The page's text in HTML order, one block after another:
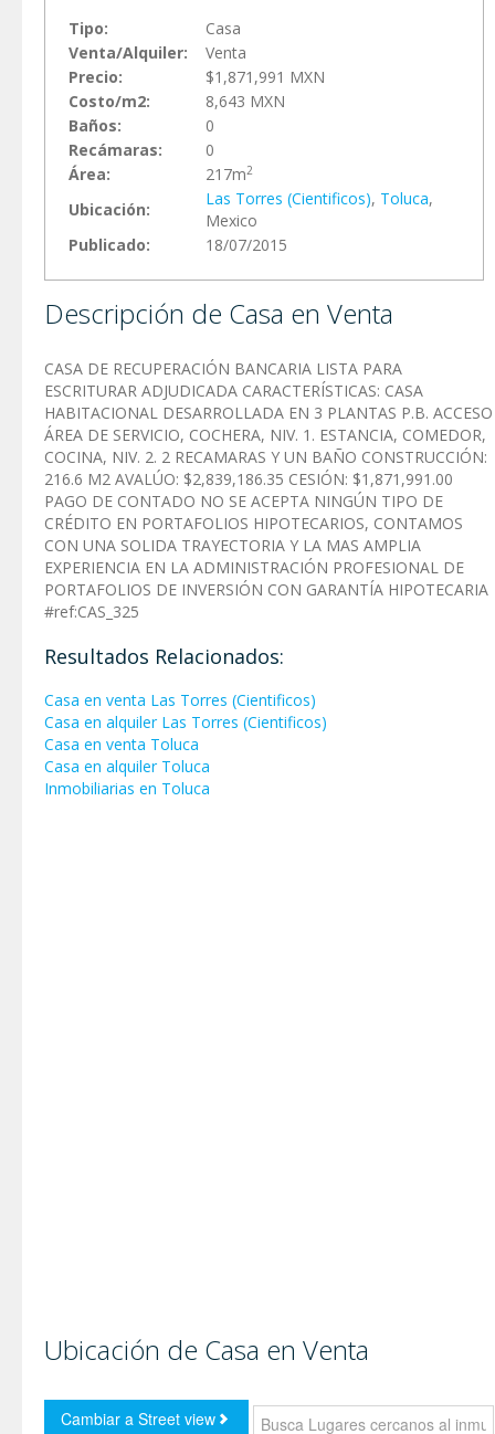
Tipo:
Casa
Venta/Alquiler:
Venta
Precio:
$1,871,991 MXN
Costo/m2:
8,643 MXN
Baños:
0
Recámaras:
0
Área:
217m2
Ubicación:
Las Torres (Cientificos), Toluca,
Mexico
Publicado:
18/07/2015
Descripción de Casa en Venta
CASA DE RECUPERACIÓN BANCARIA LISTA PARA
ESCRITURAR ADJUDICADA CARACTERÍSTICAS: CASA
HABITACIONAL DESARROLLADA EN 3 PLANTAS P.B. ACCESO
ÁREA DE SERVICIO, COCHERA, NIV. 1. ESTANCIA, COMEDOR,
COCINA, NIV. 2. 2 RECAMARAS Y UN BAÑO CONSTRUCCIÓN:
216.6 M2 AVALÚO: $2,839,186.35 CESIÓN: $1,871,991.00
PAGO DE CONTADO NO SE ACEPTA NINGÚN TIPO DE
CRÉDITO EN PORTAFOLIOS HIPOTECARIOS, CONTAMOS
CON UNA SOLIDA TRAYECTORIA Y LA MAS AMPLIA
EXPERIENCIA EN LA ADMINISTRACIÓN PROFESIONAL DE
PORTAFOLIOS DE INVERSIÓN CON GARANTÍA HIPOTECARIA
#ref:CAS_325
Resultados Relacionados:
Casa en venta Las Torres (Cientificos)
Casa en alquiler Las Torres (Cientificos)
Casa en venta Toluca
Casa en alquiler Toluca
Inmobiliarias en Toluca
Ubicación de Casa en Venta